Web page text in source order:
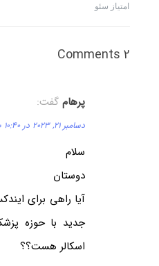
امتیاز سئو
2 Comments
پرهام گفت:
دسامبر 21, 2023 در 10:40 ب.ظ
سلام
دوستان
آیا راهی برای
جدید با حوزه
اسکالر هست؟؟